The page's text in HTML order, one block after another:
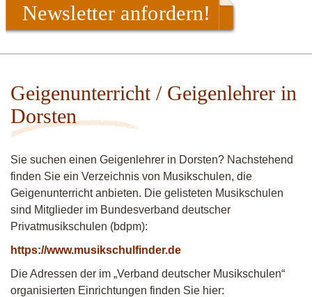
Newsletter anfordern!
Geigenunterricht / Geigenlehrer in
Dorsten
Sie suchen einen Geigenlehrer in Dorsten? Nachstehend
finden Sie ein Verzeichnis von Musikschulen, die
Geigenunterricht anbieten. Die gelisteten Musikschulen
sind Mitglieder im Bundesverband deutscher
Privatmusikschulen (bdpm):
https://www.musikschulfinder.de
Die Adressen der im „Verband deutscher Musikschulen“
organisierten Einrichtungen finden Sie hier: